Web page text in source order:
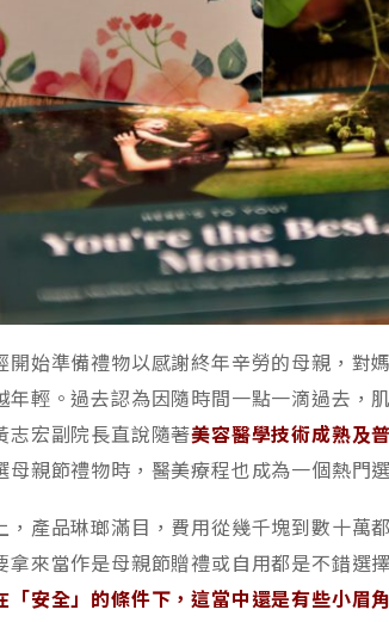
開始準備禮物以感謝終年辛勞的母親，對
年輕。過去認為因隨時間一點一滴過去，
志宏副院長直說隨著美容醫學技術成熟及
母親節禮物時，醫美療程也成為一個熱門
產品琳瑯滿目，費用從幾千塊到數十萬
拿來當作是母親節贈禮或自用都是不錯選
「安全」的條件下，這當中還是有些小眉